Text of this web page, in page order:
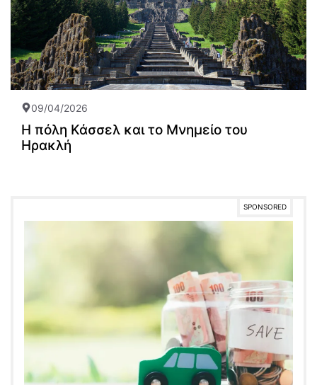
09/04/2026
Η πόλη Κάσσελ και το Μνημείο του
Ηρακλή
SPONSORED